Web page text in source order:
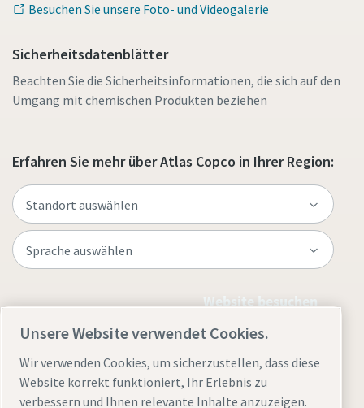
Besuchen Sie unsere Foto- und Videogalerie
Sicherheitsdatenblätter
Beachten Sie die Sicherheitsinformationen, die sich auf den
Umgang mit chemischen Produkten beziehen
Erfahren Sie mehr über Atlas Copco in Ihrer Region:
Website besuchen
Unsere Website verwendet Cookies.
Wir verwenden Cookies, um sicherzustellen, dass diese
Website korrekt funktioniert, Ihr Erlebnis zu
verbessern und Ihnen relevante Inhalte anzuzeigen.